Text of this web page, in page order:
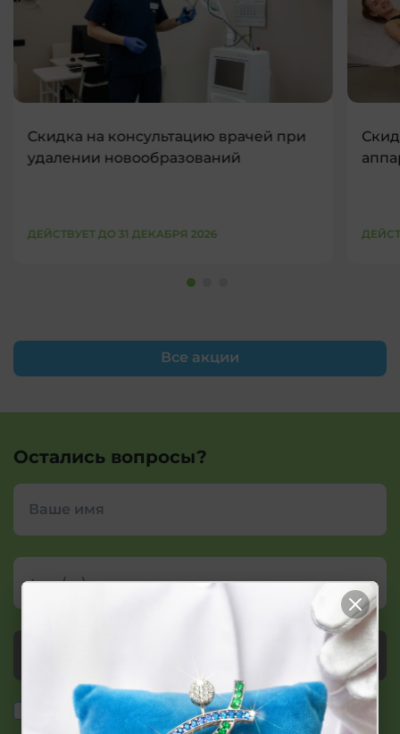
Все акции
Скидка на консультацию врачей при
удалении новообразований
ДЕЙСТВУЕТ ДО 31 ДЕКАБРЯ 2026
Остались вопросы?
Согласие на сбор и обработкуперсональных